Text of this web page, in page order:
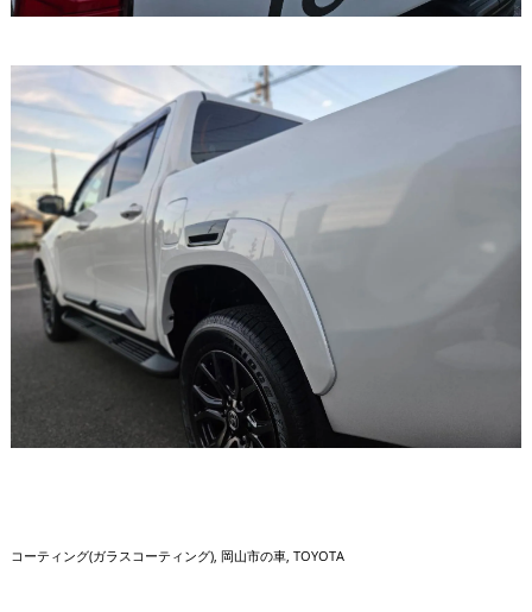
コーティング(ガラスコーティング) 岡山市の車 TOYOTA